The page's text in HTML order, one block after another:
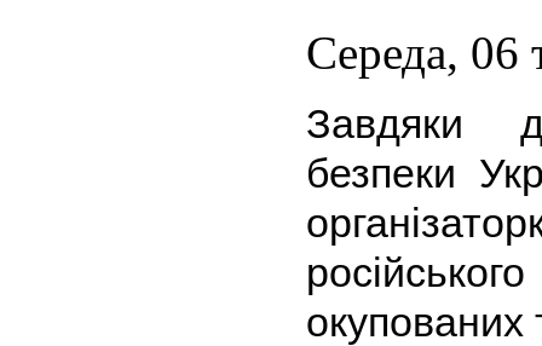
Середа, 06
Завдяки
безпеки
окупованих